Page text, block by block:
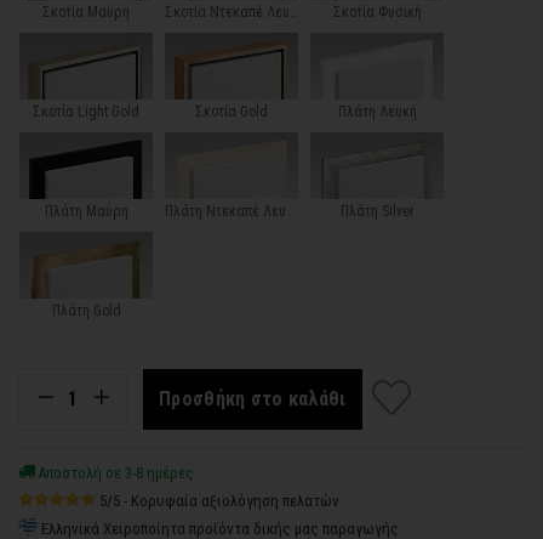
Σκοτία Μαύρη Σκοτία Φυσική
Σκοτία Light Gold Σκοτία Gold Πλάτη Λευκή
Πλάτη Μαύρη Πλάτη Silver
Πλάτη Gold
Προσθήκη στο καλάθι
Αποστολή σε 3-8 ημέρες
5/5 - Κορυφαία αξιολόγηση πελατών
Ελληνικά Χειροποίητα προϊόντα δικής μας παραγωγής